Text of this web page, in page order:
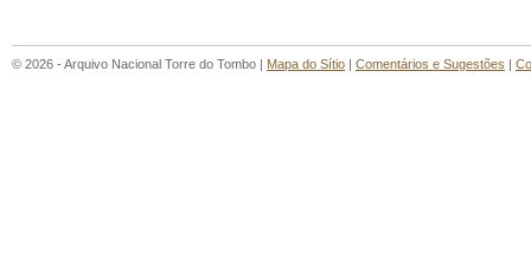
© 2026 - Arquivo Nacional Torre do Tombo | Mapa do Sítio | Comentários e Sugestões |